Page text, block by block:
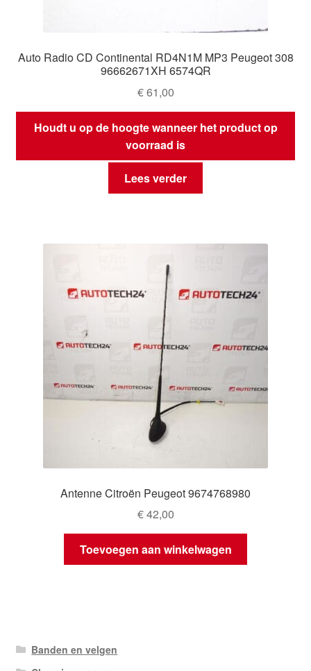
Auto Radio CD Continental RD4N1M MP3 Peugeot 308
96662671XH 6574QR
€61,00
Houdt u op de hoogte wanneer het product op
voorraad is
Lees verder
Antenne Citroën Peugeot 9674768980
€42,00
Toevoegen aan winkelwagen
Banden en velgen